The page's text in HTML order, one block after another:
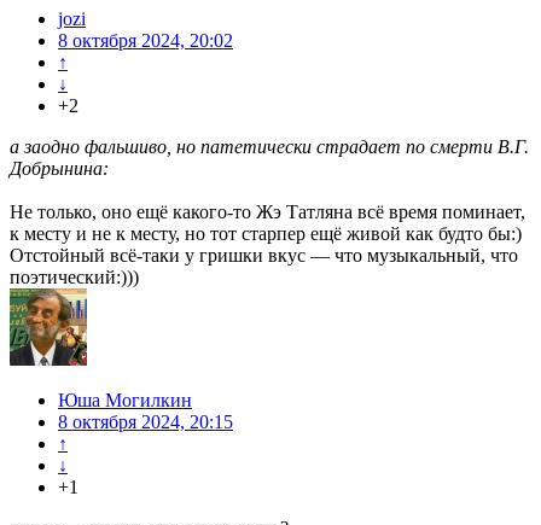
jozi
8 октября 2024, 20:02
↑
↓
+2
а заодно фальшиво, но патетически страдает по смерти В.Г.
Добрынина:
Не только, оно ещё какого-то Жэ Татляна всё время поминает,
к месту и не к месту, но тот старпер ещё живой как будто бы:)
Отстойный всё-таки у гришки вкус — что музыкальный, что
поэтический:)))
Юша Могилкин
8 октября 2024, 20:15
↑
↓
+1